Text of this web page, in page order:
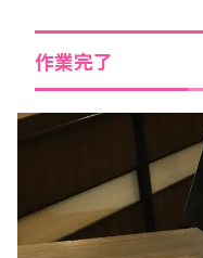
作業完了